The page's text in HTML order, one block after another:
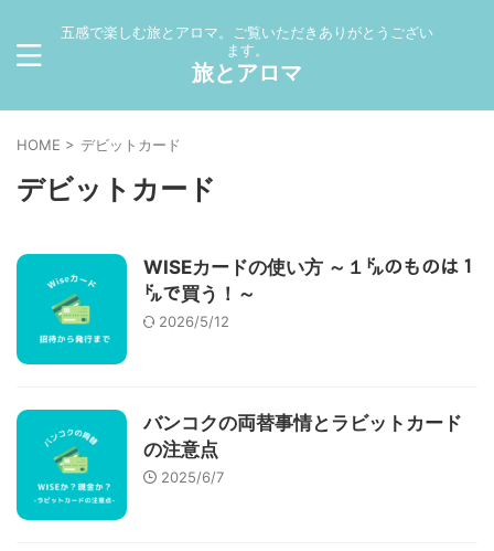
五感で楽しむ旅とアロマ。ご覧いただきありがとうござい
ます。
旅とアロマ
HOME > デビットカード
デビットカード
WISEカードの使い方 ～１㌦のものは１
㌦で買う！～
2026/5/12
バンコクの両替事情とラビットカード
の注意点
2025/6/7